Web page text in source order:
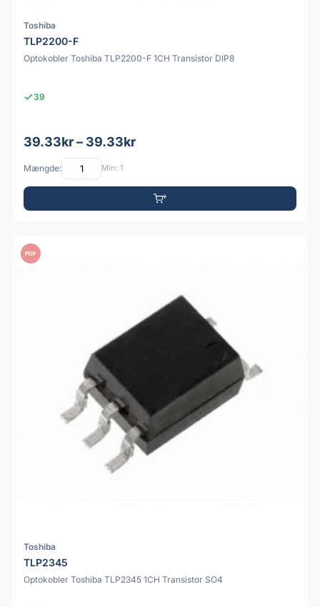
Toshiba
TLP2200-F
Optokobler Toshiba TLP2200-F 1CH Transistor DIP8
39
39.33kr – 39.33kr
Mængde: Min: 1
PDF
Toshiba
TLP2345
Optokobler Toshiba TLP2345 1CH Transistor SO4